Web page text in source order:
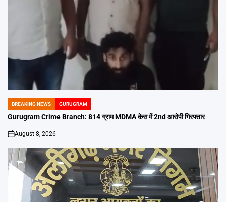
POSTED
IN
BREAKING NEWS GURUGRAM
Gurugram Crime Branch: 814 ग्राम MDMA केस में 2nd आरोपी गिरफ्तार
on
August 8, 2026